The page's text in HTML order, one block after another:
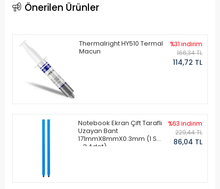
Önerilen Ürünler
Thermalright HY510 Termal
Macun
%31 indirim
166,34 TL
114,72 TL
Notebook Ekran Çift Taraflı
Uzayan Bant
171mmX8mmX0.3mm (1 Set
- 2 Adet)
%63 indirim
229,44 TL
86,04 TL